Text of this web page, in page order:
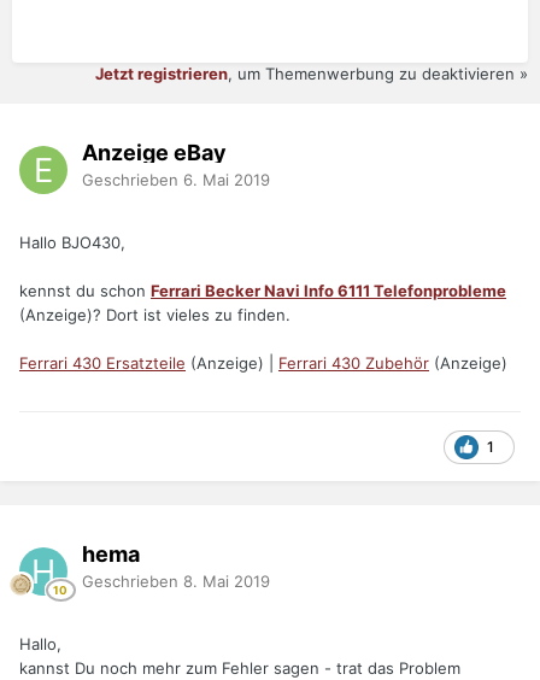
Jetzt registrieren, um Themenwerbung zu deaktivieren »
Anzeige eBay
Geschrieben 6. Mai 2019
Hallo BJO430,
kennst du schon Ferrari Becker Navi Info 6111 Telefonprobleme
(Anzeige)? Dort ist vieles zu finden.
Ferrari 430 Ersatzteile (Anzeige) | Ferrari 430 Zubehör (Anzeige)
1
hema
Geschrieben 8. Mai 2019
Hallo,
kannst Du noch mehr zum Fehler sagen - trat das Problem